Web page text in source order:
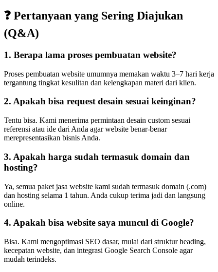
❓ Pertanyaan yang Sering Diajukan
(Q&A)
1. Berapa lama proses pembuatan website?
Proses pembuatan website umumnya memakan waktu 3–7 hari kerja
tergantung tingkat kesulitan dan kelengkapan materi dari klien.
2. Apakah bisa request desain sesuai keinginan?
Tentu bisa. Kami menerima permintaan desain custom sesuai
referensi atau ide dari Anda agar website benar-benar
merepresentasikan bisnis Anda.
3. Apakah harga sudah termasuk domain dan
hosting?
Ya, semua paket jasa website kami sudah termasuk domain (.com)
dan hosting selama 1 tahun. Anda cukup terima jadi dan langsung
online.
4. Apakah bisa website saya muncul di Google?
Bisa. Kami mengoptimasi SEO dasar, mulai dari struktur heading,
kecepatan website, dan integrasi Google Search Console agar
mudah terindeks.